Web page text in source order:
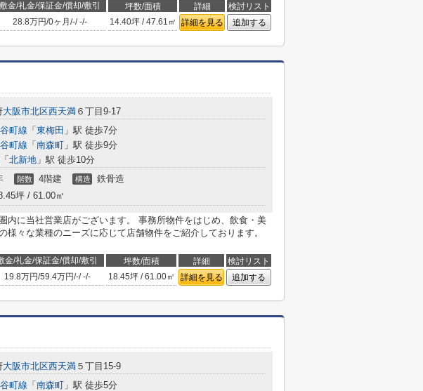
敷金/礼金/保証金/償却/敷引 坪数/面積 詳細
検討リスト
28.8万円/0ヶ月 /-/-/- 14.40坪 / 47.61㎡ 詳細を見る 追加する
大阪市北区西天満 ６丁目9-17
町線 「 東梅田 」駅 徒歩7分
町線 「 南森町 」駅 徒歩9分
「 北新地 」駅 徒歩10分
階数 4階建 構造 鉄骨造
坪 / 61.00㎡
内に当社営業店がございます。 事務所物件をはじめ、飲食・美
様々な業種のニーズに応じて店舗物件をご紹介しております。
金/礼金/保証金/償却/敷引 坪数/面積 詳細
検討リスト
19.8万円/59.4万円/-/-/- 18.45坪 / 61.00㎡ 詳細を見る 追加する
大阪市北区西天満 ５丁目15-9
町線 「 南森町 」駅 徒歩5分